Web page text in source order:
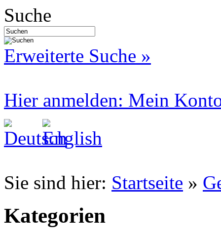
Suche
Erweiterte Suche »
Hier anmelden: Mein
Sie sind hier: Startseite »
Kategorien